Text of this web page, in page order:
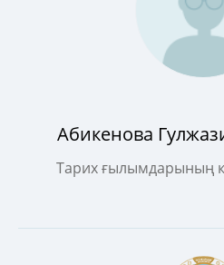
Абикенова
Тарих ғылымдарының